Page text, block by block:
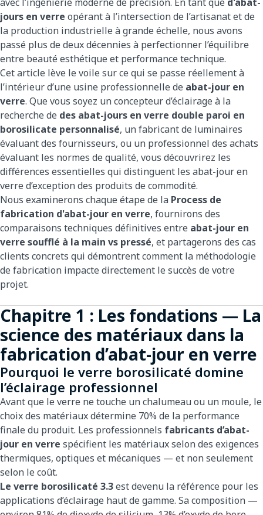
jours en verre opérant à l’intersection de l’artisanat et de
la production industrielle à grande échelle, nous avons
passé plus de deux décennies à perfectionner l’équilibre
entre beauté esthétique et performance technique.
Cet article lève le voile sur ce qui se passe réellement à
l’intérieur d’une usine professionnelle de abat-jour en
verre. Que vous soyez un concepteur d’éclairage à la
recherche de des abat-jours en verre double paroi en
borosilicate personnalisé, un fabricant de luminaires
évaluant des fournisseurs, ou un professionnel des achats
évaluant les normes de qualité, vous découvrirez les
différences essentielles qui distinguent les abat-jour en
verre d’exception des produits de commodité.
Nous examinerons chaque étape de la Process de
fabrication d'abat-jour en verre, fournirons des
comparaisons techniques définitives entre abat-jour en
verre soufflé à la main vs pressé, et partagerons des cas
clients concrets qui démontrent comment la méthodologie
de fabrication impacte directement le succès de votre
projet.
Chapitre 1 : Les fondations — La
science des matériaux dans la
fabrication d’abat-jour en verre
Pourquoi le verre borosilicaté domine
l’éclairage professionnel
Avant que le verre ne touche un chalumeau ou un moule, le
choix des matériaux détermine 70% de la performance
finale du produit. Les professionnels fabricants d’abat-
jour en verre spécifient les matériaux selon des exigences
thermiques, optiques et mécaniques — et non seulement
selon le coût.
Le verre borosilicaté 3.3est devenu la référence pour les
applications d’éclairage haut de gamme. Sa composition —